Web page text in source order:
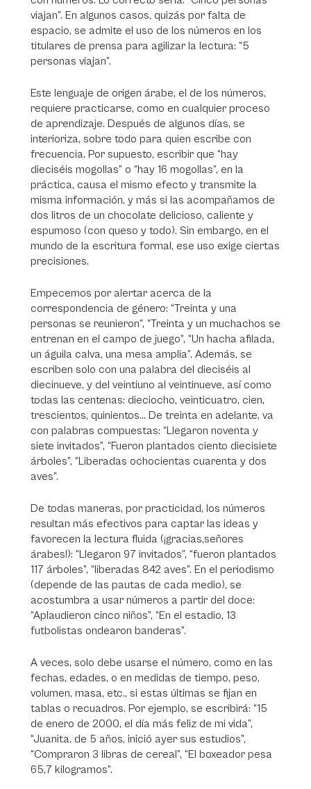
viajan”. En algunos casos, quizás por falta de
espacio, se admite el uso de los números en los
titulares de prensa para agilizar la lectura: “5
personas viajan”.
Este lenguaje de origen árabe, el de los números,
requiere practicarse, como en cualquier proceso
de aprendizaje. Después de algunos días, se
interioriza, sobre todo para quien escribe con
frecuencia. Por supuesto, escribir que “hay
dieciséis mogollas” o “hay 16 mogollas”, en la
práctica, causa el mismo efecto y transmite la
misma información, y más si las acompañamos de
dos litros de un chocolate delicioso, caliente y
espumoso (con queso y todo). Sin embargo, en el
mundo de la escritura formal, ese uso exige ciertas
precisiones.
Empecemos por alertar acerca de la
correspondencia de género: “Treinta y una
personas se reunieron”, “Treinta y un muchachos se
entrenan en el campo de juego”, “Un hacha afilada,
un águila calva, una mesa amplia”. Además, se
escriben solo con una palabra del dieciséis al
diecinueve, y del veintiuno al veintinueve, así como
todas las centenas: dieciocho, veinticuatro, cien,
trescientos, quinientos… De treinta en adelante, va
con palabras compuestas: “Llegaron noventa y
siete invitados”, “Fueron plantados ciento diecisiete
árboles”, “Liberadas ochocientas cuarenta y dos
aves”.
De todas maneras, por practicidad, los números
resultan más efectivos para captar las ideas y
favorecen la lectura fluida (¡gracias,señores
árabes!): “Llegaron 97 invitados”, “fueron plantados
117 árboles”, “liberadas 842 aves”. En el periodismo
(depende de las pautas de cada medio), se
acostumbra a usar números a partir del doce:
“Aplaudieron cinco niños”, “En el estadio, 13
futbolistas ondearon banderas”.
A veces, solo debe usarse el número, como en las
fechas, edades, o en medidas de tiempo, peso,
volumen, masa, etc., si estas últimas se fijan en
tablas o recuadros. Por ejemplo, se escribirá: “15
de enero de 2000, el día más feliz de mi vida”,
“Juanita, de 5 años, inició ayer sus estudios”,
“Compraron 3 libras de cereal”, “El boxeador pesa
65,7 kilogramos”.